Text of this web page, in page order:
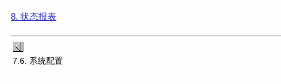
8. 状态报表
7.6. 系统配置